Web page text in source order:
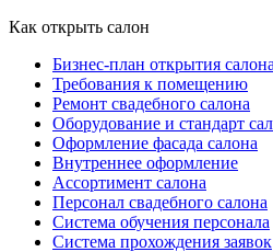
Как открыть салон
Бизнес-план открытия салона
Требования к помещению
Ремонт свадебного салона
Оборудование и стандарт
Оформление фасада салона
Внутреннее оформление
Ассортимент салона
Персонал свадебного салона
Система обучения персонала
Система прохождения заявок